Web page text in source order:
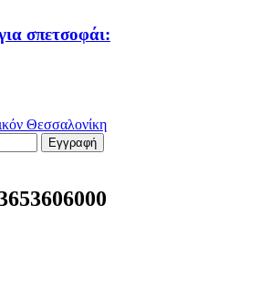
σπετσοφάι:
Εγγραφή